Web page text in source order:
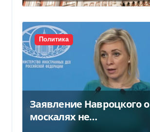
Политика
Заявление Навроцкого о
москалях не